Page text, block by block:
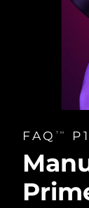
FAQ TM P1